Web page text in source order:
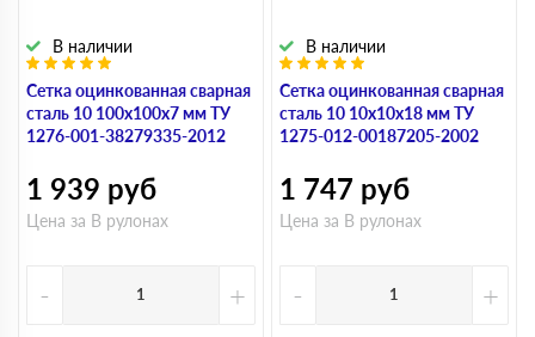
Сетка оцинкованная сварная
сталь 10 100х100х7 мм ТУ
1276-001-38279335-2012
В наличии
1 939 руб
Цена за В рулонах
- +
Сетка оцинкованная сварная
сталь 10 10х10х18 мм ТУ
1275-012-00187205-2002
В наличии
1 747 руб
Цена за В рулонах
- +